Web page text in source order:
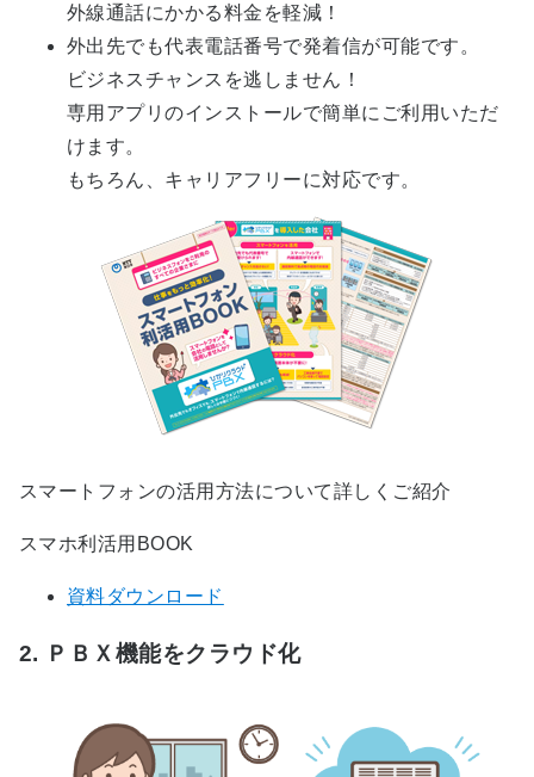
外線通話にかかる料金を軽減！
外出先でも代表電話番号で発着信が可能です。
ビジネスチャンスを逃しません！
専用アプリのインストールで簡単にご利用いただ
けます。
もちろん、キャリアフリーに対応です。
スマートフォンの活用方法について詳しくご紹介
スマホ利活用BOOK
資料ダウンロード
2. ＰＢＸ機能をクラウド化